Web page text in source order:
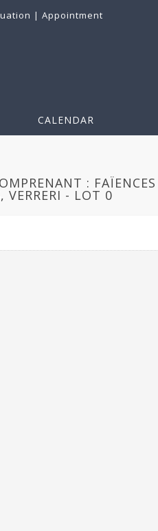
| Appointment
CALENDAR
:
VERRERI - LOT 0